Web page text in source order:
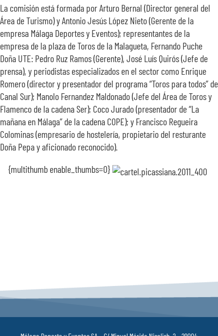
La comisión está formada por Arturo Bernal (Director general del
Área de Turismo) y Antonio Jesús López Nieto (Gerente de la
empresa Málaga Deportes y Eventos); representantes de la
empresa de la plaza de Toros de la Malagueta, Fernando Puche
Doña UTE: Pedro Ruz Ramos (Gerente), José Luís Quirós (Jefe de
prensa), y periodistas especializados en el sector como Enrique
Romero (director y presentador del programa “Toros para todos” de
Canal Sur); Manolo Fernandez Maldonado (Jefe del Área de Toros y
Flamenco de la cadena Ser); Coco Jurado (presentador de “La
mañana en Málaga” de la cadena COPE); y Francisco Regueira
Colominas (empresario de hostelería, propietario del resturante
Doña Pepa y aficionado reconocido).
{multithumb enable_thumbs=0}